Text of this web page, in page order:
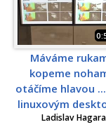
Máváme
kopeme
otáčíme hlavou
linuxovým
Ladislav Hagara